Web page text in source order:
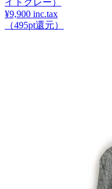
イトグレー）
¥9,900 inc.tax
（495pt還元）